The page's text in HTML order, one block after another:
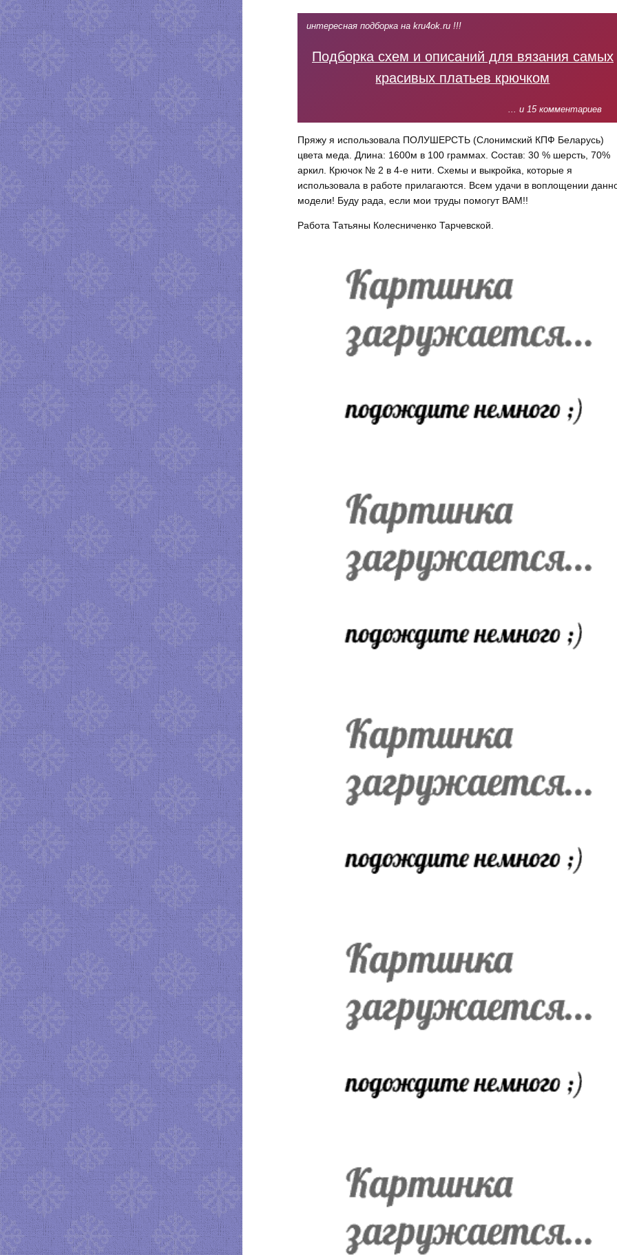
интересная подборка на kru4ok.ru !!!
Подборка схем и описаний для вязания самых
красивых платьев крючком
... и 15 комментариев
Пряжу я использовала ПОЛУШЕРСТЬ (Слонимский КПФ Беларусь)
цвета меда. Длина: 1600м в 100 граммах. Состав: 30 % шерсть, 70%
аркил. Крючок № 2 в 4-е нити. Схемы и выкройка, которые я
использовала в работе прилагаются. Всем удачи в воплощении
модели! Буду рада, если мои труды помогут ВАМ!!
Работа Татьяны Колесниченко Тарчевской.